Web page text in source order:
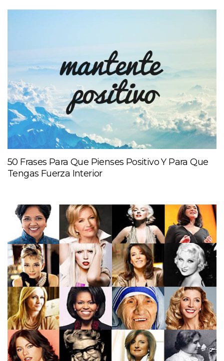
50 Frases Para Que Pienses Positivo Y Para Que
Tengas Fuerza Interior